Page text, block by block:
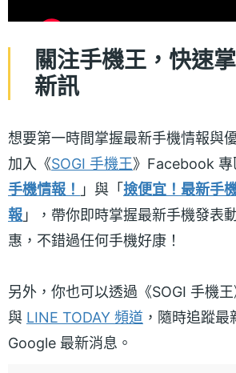
關注手機王，快速
新訊
想要第一時間掌握最新手機情報與
加入《SOGI 手機王》Facebook 專
手機情報！ 」與「撿便宜！最新手
報 」，帶你即時掌握最新手機發表
惠，不錯過任何手機好康！
另外，你也可以透過《SOGI 手機
與 LINE TODAY 頻道 ，隨時追蹤
Google 最新消息。